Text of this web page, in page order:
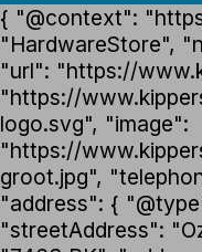
{ "@context":
"HardwareStore",
"url": "https://
"https://
logo.svg", "image":
"https://
groot.jpg",
"address": {
"streetAddress":